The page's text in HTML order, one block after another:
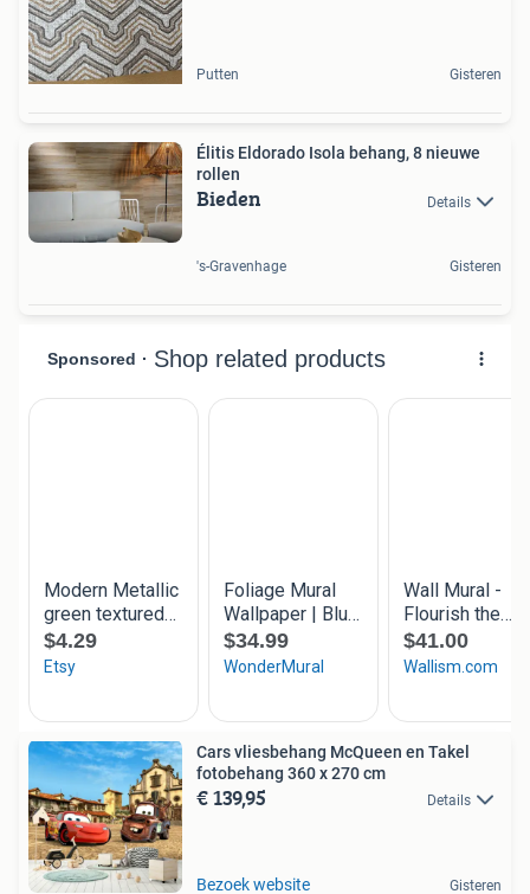
Putten Gisteren
Élitis Eldorado Isola behang, 8 nieuwe
rollen
Bieden Details
's-Gravenhage Gisteren
Cars vliesbehang McQueen en Takel
fotobehang 360 x 270 cm
€ 139,95 Details
Bezoek website Gisteren